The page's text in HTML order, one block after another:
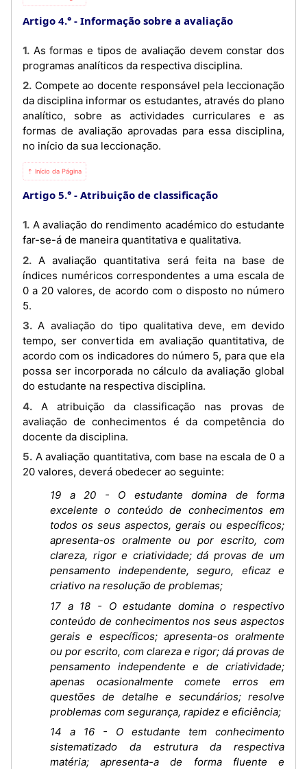
Artigo 4.° Informação sobre a avaliação
1. As formas e tipos de avaliação devem constar dos
programas analíticos da respectiva disciplina.
2. Compete ao docente responsável pela leccionação
da disciplina informar os estudantes, através do plano
analítico, sobre as actividades curriculares e as
formas de avaliação aprovadas para essa disciplina,
no início da sua leccionação.
⇡ Início da Página
Artigo 5.° Atribuição de classificação
1. A avaliação do rendimento académico do estudante
far-se-á de maneira quantitativa e qualitativa.
2. A avaliação quantitativa será feita na base de
índices numéricos correspondentes a uma escala de
0 a 20 valores, de acordo com o disposto no número
5.
3. A avaliação do tipo qualitativa deve, em devido
tempo, ser convertida em avaliação quantitativa, de
acordo com os indicadores do número 5, para que ela
possa ser incorporada no cálculo da avaliação global
do estudante na respectiva disciplina.
4. A atribuição da classificação nas provas de
avaliação de conhecimentos é da competência do
docente da disciplina.
5. A avaliação quantitativa, com base na escala de 0 a
20 valores, deverá obedecer ao seguinte:
19 a 20 - O estudante domina de forma
excelente o conteúdo de conhecimentos em
todos os seus aspectos, gerais ou específicos;
apresenta-os oralmente ou por escrito, com
clareza, rigor e criatividade; dá provas de um
pensamento independente, seguro, eficaz e
criativo na resolução de problemas;
17 a 18 - O estudante domina o respectivo
conteúdo de conhecimentos nos seus aspectos
gerais e específicos; apresenta-os oralmente
ou por escrito, com clareza e rigor; dá provas de
pensamento independente e de criatividade;
apenas ocasionalmente comete erros em
questões de detalhe e secundários; resolve
problemas com segurança, rapidez e eficiência;
14 a 16 - O estudante tem conhecimento
sistematizado da estrutura da respectiva
matéria; apresenta-a de forma fluente e